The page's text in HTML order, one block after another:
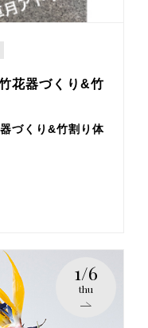
花器づくり&竹
づくり&竹割り体
1/6
thu